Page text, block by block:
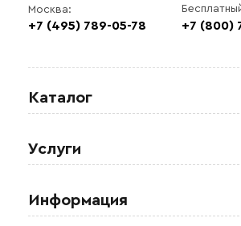
Москва:
+7 (495) 789-05-78 +7 (800)
Каталог
Регулирующая аппаратура
Услуги
Информация